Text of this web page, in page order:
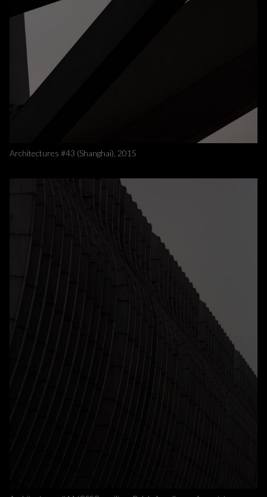
Architectures #43 (Shanghai), 2015